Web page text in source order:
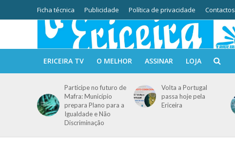
Ficha técnica Publicidade Política de privacidade Contactos
ERICEIRA TV O MELHOR ASSINAR LOJA
Participe no futuro de
Mafra: Município
prepara Plano para a
Igualdade e Não
Discriminação
Volta a Portugal
passa hoje pela
Ericeira